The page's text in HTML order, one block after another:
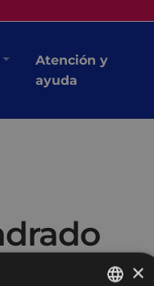
Atención y
ayuda
×